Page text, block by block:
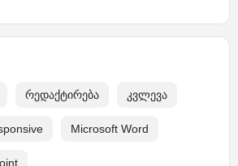
რედაქტირება კვლევა
Microsoft Word